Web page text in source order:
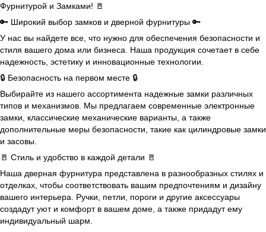
Фурнитурой и Замками! 🚪
🔑 Широкий выбор замков и дверной фурнитуры 🔑
У нас вы найдете все, что нужно для обеспечения безопасности и
стиля вашего дома или бизнеса. Наша продукция сочетает в себе
надежность, эстетику и инновационные технологии.
🔒 Безопасность на первом месте 🔒
Выбирайте из нашего ассортимента надежные замки различных
типов и механизмов. Мы предлагаем современные электронные
замки, классические механические варианты, а также
дополнительные меры безопасности, такие как цилиндровые замки
и засовы.
🚪 Стиль и удобство в каждой детали 🚪
Наша дверная фурнитура представлена в разнообразных стилях и
отделках, чтобы соответствовать вашим предпочтениям и дизайну
вашего интерьера. Ручки, петли, пороги и другие аксессуары
создадут уют и комфорт в вашем доме, а также придадут ему
индивидуальный шарм.